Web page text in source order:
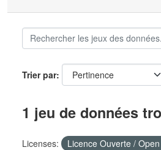
Trier par
1 jeu de données
Licenses:
Licence Ouverte /